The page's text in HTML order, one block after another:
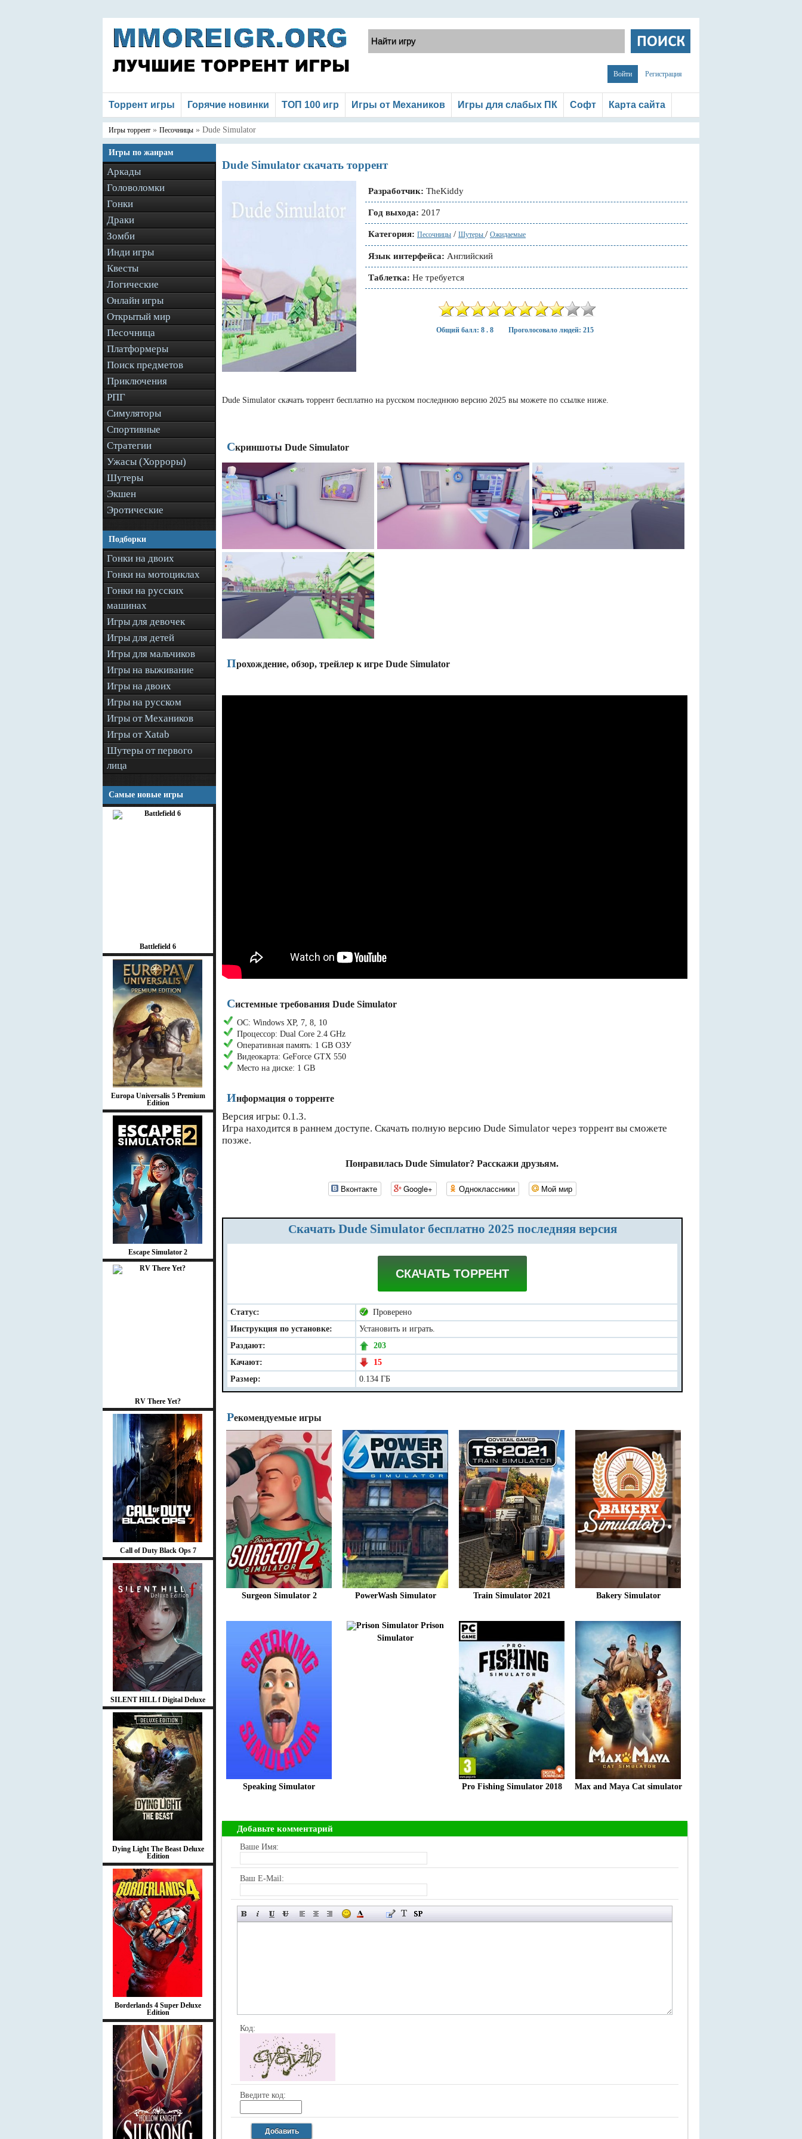
Войти Регистрация
Торрент игры Горячие новинки ТОП 100 игр Игры от Механиков Игры для слабых ПК Софт Карта сайта
Игры торрент » Песочницы » Dude Simulator
Игры по жанрам
Аркады
Головоломки
Гонки
Драки
Зомби
Инди игры
Квесты
Логические
Онлайн игры
Открытый мир
Песочница
Платформеры
Поиск предметов
Приключения
РПГ
Симуляторы
Спортивные
Стратегии
Ужасы (Хорроры)
Шутеры
Экшен
Эротические
Подборки
Гонки на двоих
Гонки на мотоциклах
Гонки на русских
машинах
Игры для девочек
Игры для детей
Игры для мальчиков
Игры на выживание
Игры на двоих
Игры на русском
Игры от Механиков
Игры от Xatab
Шутеры от первого
лица
Самые новые игры
Battlefield 6
Europa Universalis 5 Premium
Edition
Escape Simulator 2
RV There Yet?
Call of Duty Black Ops 7
SILENT HILL f Digital Deluxe
Dying Light The Beast Deluxe
Edition
Borderlands 4 Super Deluxe
Edition
Dude Simulator скачать торрент
Разработчик: TheKiddy
Год выхода: 2017
Категория: Песочницы / Шутеры / Ожидаемые
Язык интерфейса: Английский
Таблетка: Не требуется
Общий балл: 8 . 8 Проголосовало людей: 215
Dude Simulator скачать торрент бесплатно на русском последнюю версию 2025 вы можете по ссылке ниже.
Скриншоты Dude Simulator
Прохождение, обзор, трейлер к игре Dude Simulator
Системные требования Dude Simulator
ОС: Windows XP, 7, 8, 10
Процессор: Dual Core 2.4 GHz
Оперативная память: 1 GB ОЗУ
Видеокарта: GeForce GTX 550
Место на диске: 1 GB
Информация о торренте
Версия игры: 0.1.3.
Игра находится в раннем доступе. Скачать полную версию Dude Simulator через торрент вы сможете
позже.
Понравилась Dude Simulator? Расскажи друзьям.
Вконтакте Google+ Одноклассники Мой мир
Скачать Dude Simulator бесплатно 2025 последняя версия
СКАЧАТЬ ТОРРЕНТ
Статус:
Проверено
Инструкция по установке:
Установить и играть.
Раздают:
203
Качают:
15
Размер:
0.134 ГБ
Рекомендуемые игры
Surgeon Simulator 2 PowerWash Simulator Train Simulator 2021 Bakery Simulator
Speaking Simulator
Prison
Simulator
Pro Fishing Simulator 2018 Max and Maya Cat simulator
Добавьте комментарий
Ваше Имя:
Ваш E-Mail:
Код:
Введите код: